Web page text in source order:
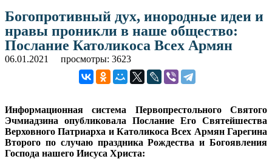
Богопротивный дух, инородные идеи и
нравы проникли в наше общество:
Послание Католикоса Всех Армян
06.01.2021 просмотры: 3623
Информационная система Первопрестольного Святого
Эчмиадзина опубликовала Послание Его Святейшества
Верховного Патриарха и Католикоса Всех Армян Гарегина
Второго по случаю праздника Рождества и Богоявления
Господа нашего Иисуса Христа: